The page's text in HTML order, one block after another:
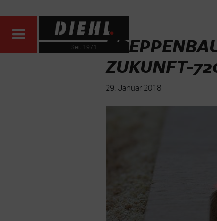
Seit 1971
ZUKUNFT-
29. Januar 2018